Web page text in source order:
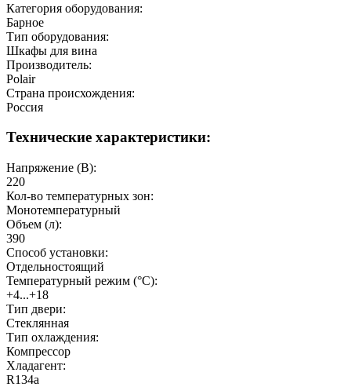
Категория оборудования:
Барное
Тип оборудования:
Шкафы для вина
Производитель:
Polair
Страна происхождения:
Россия
Технические характеристики:
Напряжение (В):
220
Кол-во температурных зон:
Монотемпературный
Объем (л):
390
Способ установки:
Отдельностоящий
Температурный режим (°C):
+4...+18
Тип двери:
Стеклянная
Тип охлаждения:
Компрессор
Хладагент:
R134a